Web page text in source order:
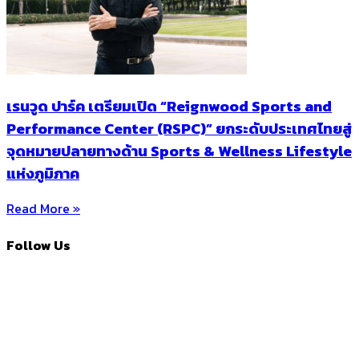
เรนวูด ปาร์ค เตรียมเปิด “Reignwood Sports and
Performance Center (RSPC)” ยกระดับประเทศไทยสู่
จุดหมายปลายทางด้าน Sports & Wellness Lifestyle
แห่งภูมิภาค
Read More »
Follow Us